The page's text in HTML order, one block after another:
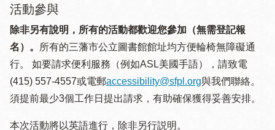
活動參與
除非另有說明，所有的活動都歡迎您參加（無需登記報
名）。
所有的三藩市公立圖書館館址均方便輪椅無障礙通
行。 如要請求便利服務（例如ASL美國手語），請致電
(415) 557-4557或電郵accessibility@sfpl.org與我們聯絡。
須提 前最少3個工作日提出請求，有助確保獲得妥善安排。
本次活動將以英語進行，除非另行説明。